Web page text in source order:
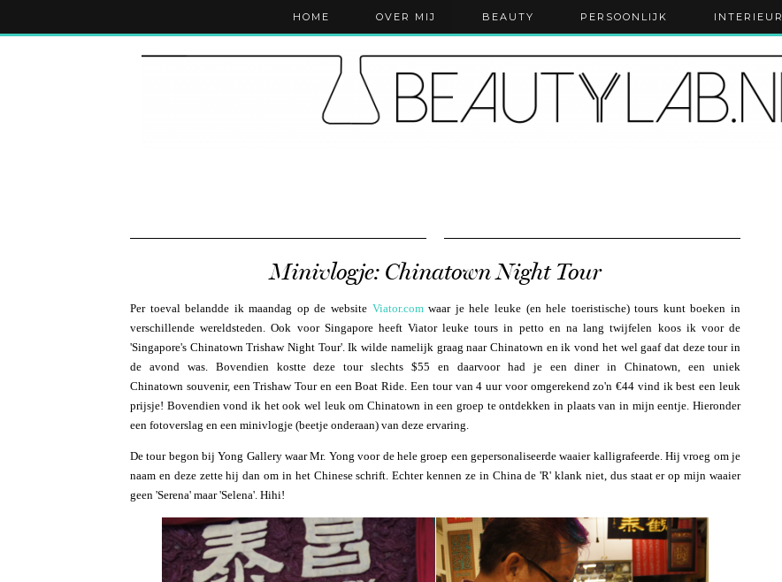
HOME OVER MIJ BEAUTY PERSOONLIJK INTERIEUR
Minivlogje: Chinatown Night Tour
Per toeval belandde ik maandag op de website Viator.comwaar je hele leuke (en hele toeristische) tours kunt boeken in
verschillende wereldsteden. Ook voor Singapore heeft Viator leuke tours in petto en na lang twijfelen koos ik voor de
'Singapore's Chinatown Trishaw Night Tour'. Ik wilde namelijk graag naar Chinatown en ik vond het wel gaaf dat deze tour in
de avond was. Bovendien kostte deze tour slechts $55 en daarvoor had je een diner in Chinatown, een uniek
Chinatown souvenir, een Trishaw Tour en een Boat Ride. Een tour van 4 uur voor omgerekend zo'n €44 vind ik best een leuk
prijsje! Bovendien vond ik het ook wel leuk om Chinatown in een groep te ontdekken in plaats van in mijn eentje. Hieronder
een fotoverslag en een minivlogje (beetje onderaan) van deze ervaring.
De tour begon bij Yong Gallery waar Mr. Yong voor de hele groep een gepersonaliseerde waaier kalligrafeerde. Hij vroeg om je
naam en deze zette hij dan om in het Chinese schrift. Echter kennen ze in China de 'R' klank niet, dus staat er op mijn waaier
geen 'Serena' maar 'Selena'. Hihi!